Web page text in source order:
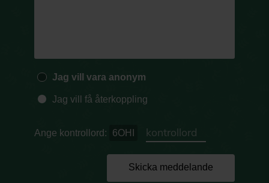
Jag vill vara anonym
Jag vill få återkoppling
Ange kontrollord: 6OHI
Skicka meddelande